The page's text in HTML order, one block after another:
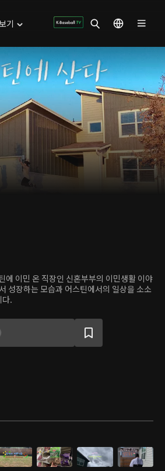
기
에 이민 온 직장인 신혼부부의 이민생활 이야
성장하는 모습과 어스틴에서의 일상을 소소
다.